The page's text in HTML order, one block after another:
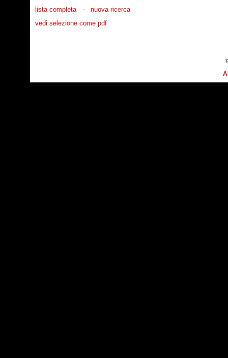
lista completa- nuova ricerca
vedi selezione come pdf